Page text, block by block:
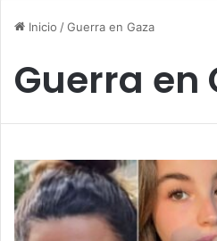
Inicio /Guerra en Gaza
Guerra en